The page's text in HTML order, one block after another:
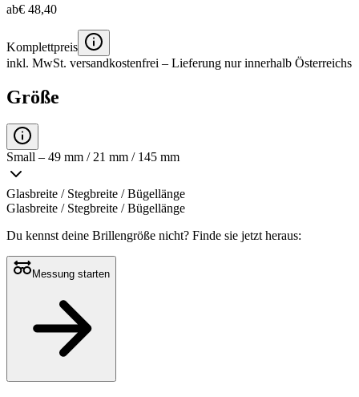
ab€ 48,40
Komplettpreis
inkl. MwSt. versandkostenfrei – Lieferung nur innerhalb Österreichs
Größe
Small – 49 mm / 21 mm / 145 mm
Glasbreite / Stegbreite / Bügellänge
Glasbreite / Stegbreite / Bügellänge
Du kennst deine Brillengröße nicht? Finde sie jetzt heraus:
Messung starten